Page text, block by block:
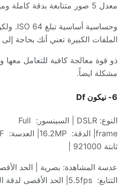
معدل 5 صور متتابعة
بدقة كاملة
وحساسية أساسية تبلغ
الملفات الكبيرة تعني أنك بحاجة إلى
ذو قوة معالجة كافية للتعامل معها
مشكلة ايضاً.
6- نيكون
النوع: DSLR | السينسور :
Full
frame| الدقة:
16.2MP| العدسة:
ثابتة
عدسة المشاهدة: بصرية
الحد
التتابع:
5.5fps| الحد الأقصى لدقة